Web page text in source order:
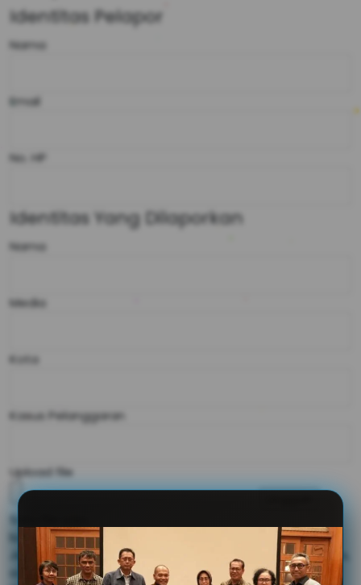
Identitas Pelapor
Nama
Email
No. HP
Identitas Yang Dilaporkan
Nama
Media
Kota
Kasus Pelanggaran
Upload file
Satu file saja.
batasnya 8 MB.
Jenis yang diizinkan: txt, rtf, pdf, doc, docx, odt, ppt, pptx,
odp, xls, xlsx, ods.